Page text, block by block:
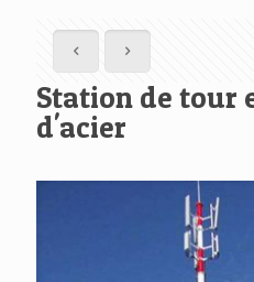
Station de tour
d'acier